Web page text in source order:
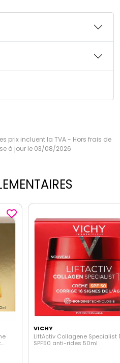
prix incluent la TVA - Hors frais de
à jour le 03/08/2026
VICHY
LiftActiv Collagene Specialist
SPF50 anti-rides 50ml